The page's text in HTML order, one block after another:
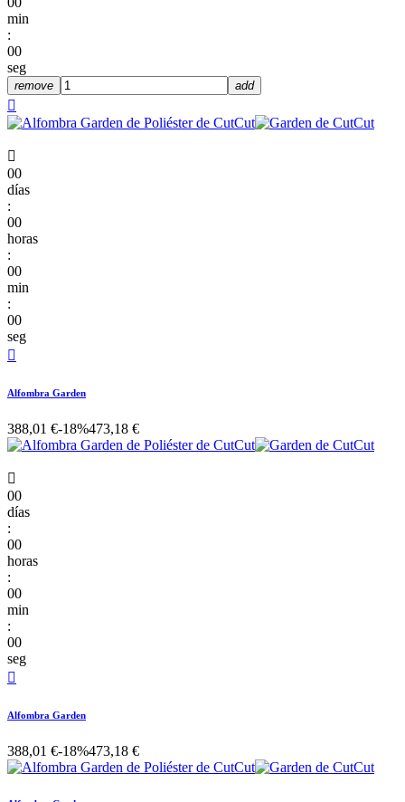
min
:
00
seg
remove add


00
días
:
00
horas
:
00
min
:
00
seg

Alfombra Garden
388,01 €-18%473,18 €

00
días
:
00
horas
:
00
min
:
00
seg

Alfombra Garden
388,01 €-18%473,18 €